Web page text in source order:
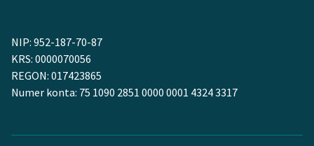
sprawozdania finansowe
Regulamin darowizn
Informacja o treściach
Deklaracja dostępności
NIP: 952-187-70-87
KRS: 0000070056
REGON: 017423865
Numer konta: 75 1090 2851 0000 0001 4324 3317